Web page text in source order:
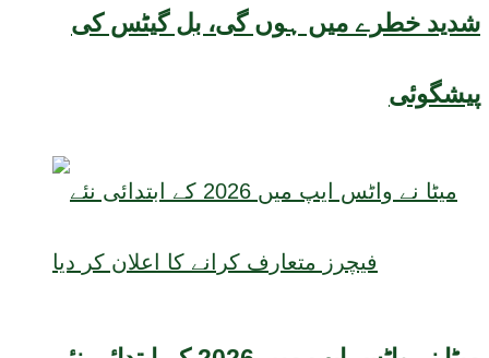
شدید خطرے میں ہوں گی، بل گیٹس کی
پیشگوئی